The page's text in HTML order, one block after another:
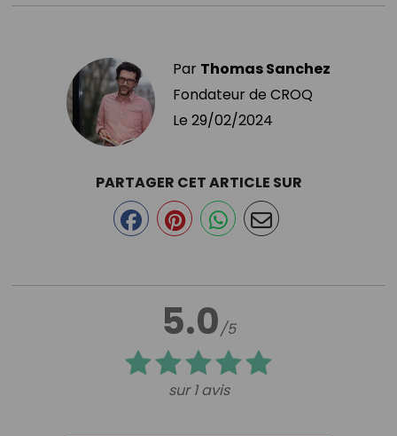
Par Thomas Sanchez
Fondateur de CROQ
Le 29/02/2024
5.0/5
sur 1 avis
PARTAGER CET ARTICLE SUR